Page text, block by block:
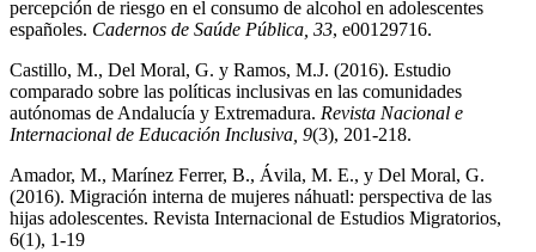
percepción de riesgo en el consumo de alcohol en adolescentes
españoles. Cadernos de Saúde Pública, 33, e00129716.
Castillo, M., Del Moral, G. y Ramos, M.J. (2016). Estudio
comparado sobre las políticas inclusivas en las comunidades
autónomas de Andalucía y Extremadura. Revista Nacional e
Internacional de Educación Inclusiva, 9(3), 201-218.
Amador, M., Marínez Ferrer, B., Ávila, M. E., y Del Moral, G.
(2016). Migración interna de mujeres náhuatl: perspectiva de las
hijas adolescentes. Revista Internacional de Estudios Migratorios,
6(1), 1-19